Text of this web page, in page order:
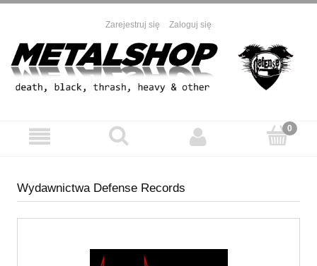
Zarejestruj się Zaloguj się
Wydawnictwa Defense Records